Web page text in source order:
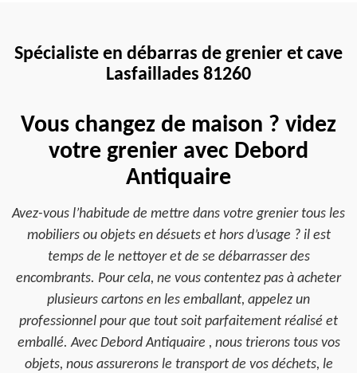
Spécialiste en débarras de grenier et cave
Lasfaillades 81260
Vous changez de maison ? videz
votre grenier avec Debord
Antiquaire
Avez-vous l’habitude de mettre dans votre grenier tous les
mobiliers ou objets en désuets et hors d’usage ? il est
temps de le nettoyer et de se débarrasser des
encombrants. Pour cela, ne vous contentez pas à acheter
plusieurs cartons en les emballant, appelez un
professionnel pour que tout soit parfaitement réalisé et
emballé. Avec Debord Antiquaire , nous trierons tous vos
objets, nous assurerons le transport de vos déchets, le